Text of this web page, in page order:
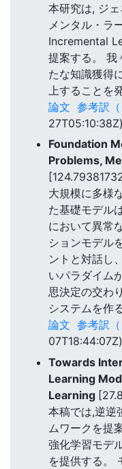
本研究は, ジ
メンタル・ラ
Incremental
提案する。 我
たな知識獲得
上することを
論文 参考訳（
27T05:10:38Z)
Foundation
Problems,
大規模に多様
た基礎モデル
において異常
ションモデル
ントと対話し
いパラダイム
思決定の交わ
システムを作
論文 参考訳（
07T18:44:07Z)
Towards
Learning
Learning
本稿では,逆逆
ムワークを提
強化学習モデ
を提供する。